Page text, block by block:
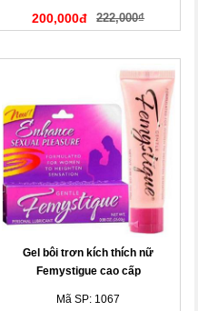
200,000đ 222,000₫
Gel bôi trơn kích thích nữ
Femystigue cao cấp
Mã SP: 1067